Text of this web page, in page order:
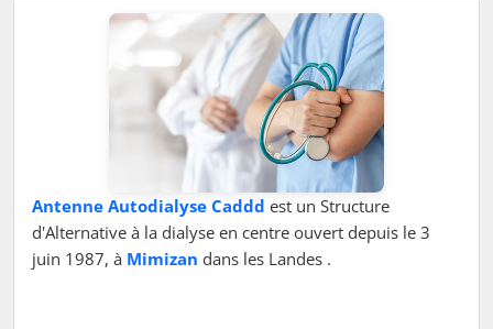
Antenne Autodialyse Caddd est un Structure
d'Alternative à la dialyse en centre ouvert depuis le 3
juin 1987, à Mimizan dans les Landes .